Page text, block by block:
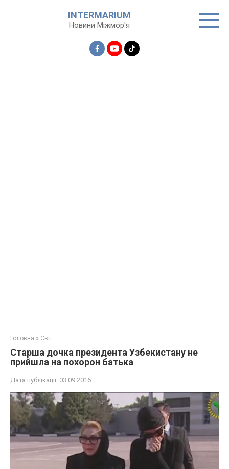
INTERMARIUM
Новини Міжмор'я
Головна » Світ
Старша дочка президента Узбекистану не
прийшла на похорон батька
Дата публікації: 03.09.2016